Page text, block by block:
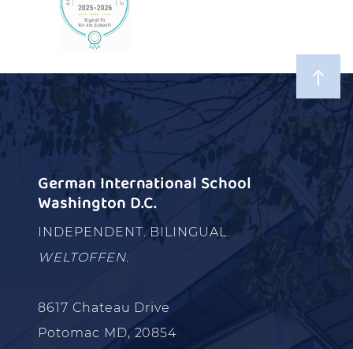
German International School
Washington D.C.
INDEPENDENT. BILINGUAL.
WELTOFFEN.
8617 Chateau Drive
Potomac MD, 20854